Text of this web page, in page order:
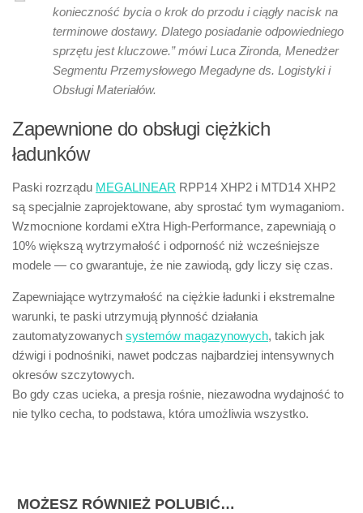
konieczność bycia o krok do przodu i ciągły nacisk na
terminowe dostawy. Dlatego posiadanie odpowiedniego
sprzętu jest kluczowe.” mówi Luca Zironda, Menedżer
Segmentu Przemysłowego Megadyne ds. Logistyki i
Obsługi Materiałów.
Zapewnione do obsługi ciężkich
ładunków
Paski rozrządu MEGALINEAR RPP14 XHP2 i MTD14 XHP2
są specjalnie zaprojektowane, aby sprostać tym wymaganiom.
Wzmocnione kordami eXtra High-Performance, zapewniają o
10% większą wytrzymałość i odporność niż wcześniejsze
modele — co gwarantuje, że nie zawiodą, gdy liczy się czas.
Zapewniające wytrzymałość na ciężkie ładunki i ekstremalne
warunki, te paski utrzymują płynność działania
zautomatyzowanych systemów magazynowych, takich jak
dźwigi i podnośniki, nawet podczas najbardziej intensywnych
okresów szczytowych.
Bo gdy czas ucieka, a presja rośnie, niezawodna wydajność to
nie tylko cecha, to podstawa, która umożliwia wszystko.
MOŻESZ RÓWNIEŻ POLUBIĆ…